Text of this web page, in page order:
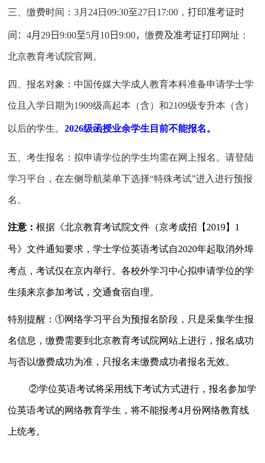
三、缴费时间： 3月 24日 09:30至27日 17:00 ， 打印准考证时
间： 4月 29 日 9:00至5月 10 日 9:00， 缴费及准考证打印网址：
北京教育考试院官网。
四、报名对象：中国传媒大学成人教育本科准备申请学士学
位且入学日期为1909级高起本（含）和2109级专升本（含）
以后的学生。 2026级函授业余学生目前不能报名。
五、考生报名：拟申请学位的学生均需在网上报名。请登陆
学习平台，在左侧导航菜单下选择“特殊考试”进入进行预报
名。
注意： 根据《北京教育考试院文件（京考成招【 2019】 1
号》文件通知要求，学士学位英语考试自2020年起取消外埠
考点，考试仅在京内举行。各校外学习中心拟申请学位的学
生须来京参加考试，交通食宿自理。
特别提醒：①网络学习平台为预报名阶段，只是采集学生报
名信息，缴费需要到北京教育考试院网站上进行，报名成功
与否以缴费成功为准，只报名未缴费成功者报名无效。
②学位英语考试将采用线下考试方式进行，报名参加学
位英语考试的网络教育学生，将不能报考4月份网络教育线
上统考。